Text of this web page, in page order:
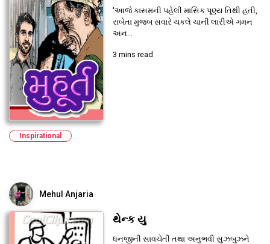
'આજે કાસમની પહેલી માસિક પૂણ્ય તિથી હતી,
રાબેતા મુજબ સવારે ચકલે ચાની લારીએ ગમન
અન...
3 mins read
Inspirational
Mehul Anjaria
થેન્ક યુ
ધનજીની સાવચેતી તથા અનુભવી સુઝબુઝને